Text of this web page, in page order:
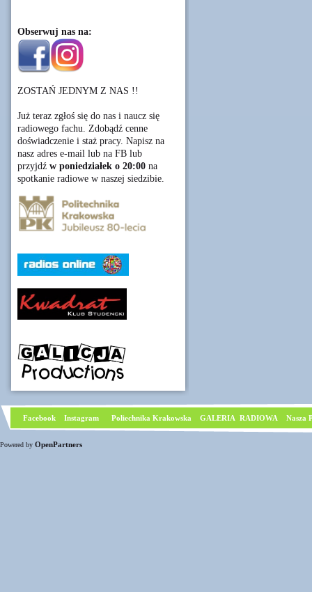
Obserwuj nas na:
ZOSTAŃ JEDNYM Z NAS !!
Już teraz zgłoś się do nas i naucz się
radiowego fachu. Zdobądź cenne
doświadczenie i staż pracy. Napisz na
nasz adres e-mail lub na FB lub
przyjdź w poniedziałek o 20:00 na
spotkanie radiowe w naszej siedzibie.
Facebook Instagram Poliechnika Krakowska GALERIA RADIOWA Nasza
Powered by OpenPartners